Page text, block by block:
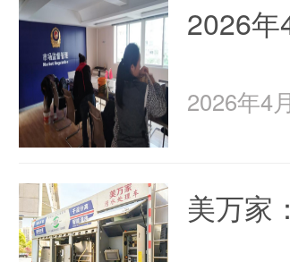
2026年
美万家